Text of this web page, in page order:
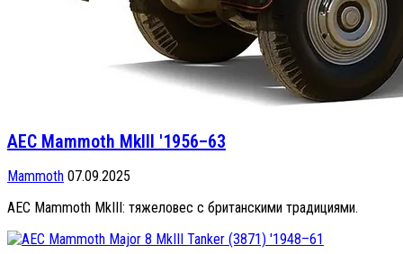
AEC Mammoth MkIII '1956–63
Mammoth 07.09.2025
AEC Mammoth MkIII: тяжеловес с британскими традициями.